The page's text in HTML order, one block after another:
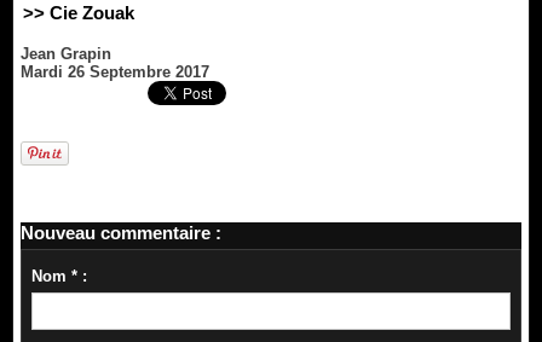
>> Cie Zouak
Jean Grapin
Mardi 26 Septembre 2017
Nouveau commentaire :
Nom * :